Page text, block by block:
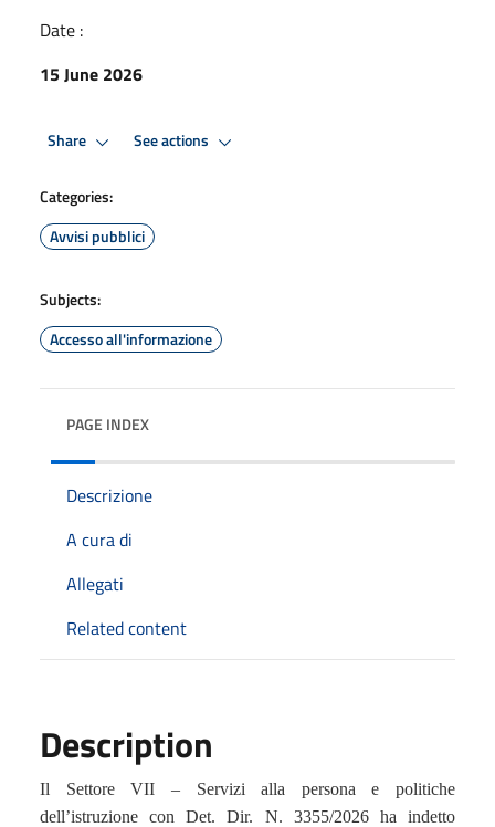
Date :
15 June 2026
Share See actions
Categories:
Avvisi pubblici
Subjects:
Accesso all'informazione
PAGE INDEX
Descrizione
A cura di
Allegati
Related content
Description
Il Settore VII – Servizi alla persona e politiche
dell’istruzionecon Det. Dir. N. 3355/2026 ha indetto